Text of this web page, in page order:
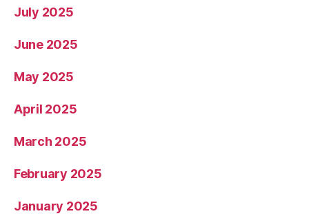
July 2025
June 2025
May 2025
April 2025
March 2025
February 2025
January 2025